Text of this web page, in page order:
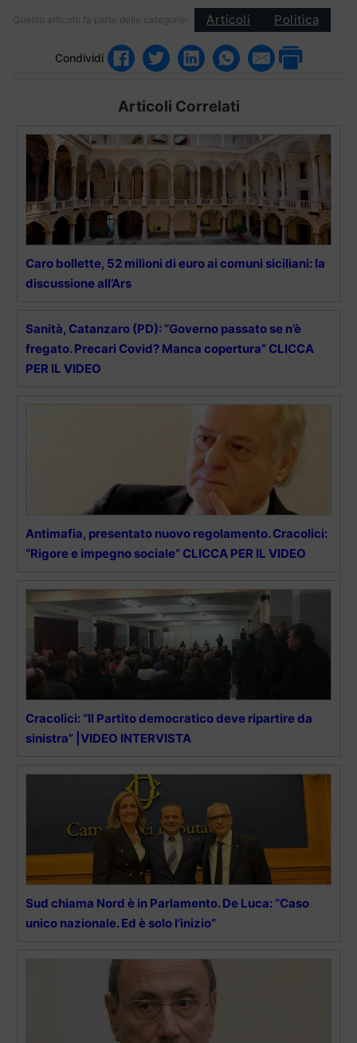
Questo articolo fa parte delle categorie: Articoli Politica
Condividi
Articoli Correlati
Caro bollette, 52 milioni di euro ai comuni siciliani: la
discussione all’Ars
Sanità, Catanzaro (PD): “Governo passato se n’è
fregato. Precari Covid? Manca copertura” CLICCA
PER IL VIDEO
Antimafia, presentato nuovo regolamento. Cracolici:
“Rigore e impegno sociale” CLICCA PER IL VIDEO
Cracolici: “Il Partito democratico deve ripartire da
sinistra” |VIDEO INTERVISTA
Sud chiama Nord è in Parlamento. De Luca: “Caso
unico nazionale. Ed è solo l’inizio”